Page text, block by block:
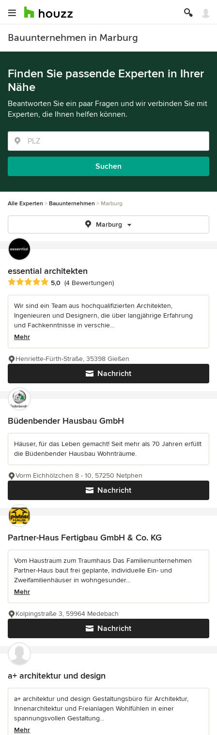
Bauunternehmen in Marburg
Finden Sie passende Experten in Ihrer
Nähe
Beantworten Sie ein paar Fragen und wir verbinden Sie mit
Experten, die Ihnen helfen können.
Suchen
Alle Experten Bauunternehmen Marburg
Marburg
essential architekten
Durchschnittliche Bewertung: 5 von 5 Sternen
5,0 (4 Bewertungen)
Wir sind ein Team aus hochqualifizierten Architekten,
Ingenieuren und Designern, die über langjährige Erfahrung
und Fachkenntnisse in verschie...
Mehr
Nachricht
Henriette-Fürth-Straße, 35398 Gießen
Büdenbender Hausbau GmbH
Häuser, für das Leben gemacht! Seit mehr als 70 Jahren erfüllt
die Büdenbender Hausbau Wohnträume.
Nachricht
Vorm Eichhölzchen 8 - 10, 57250 Netphen
Partner-Haus Fertigbau GmbH & Co. KG
Vom Haustraum zum Traumhaus Das Familienunternehmen
Partner-Haus baut frei geplante, individuelle Ein- und
Zweifamilienhäuser in wohngesunder...
Mehr
Nachricht
Kolpingstraße 3, 59964 Medebach
a+ architektur und design
a+ architektur und design Gestaltungsbüro für Architektur,
Innenarchitektur und Freianlagen Wohlfühlen in einer
spannungsvollen Gestaltung...
Mehr